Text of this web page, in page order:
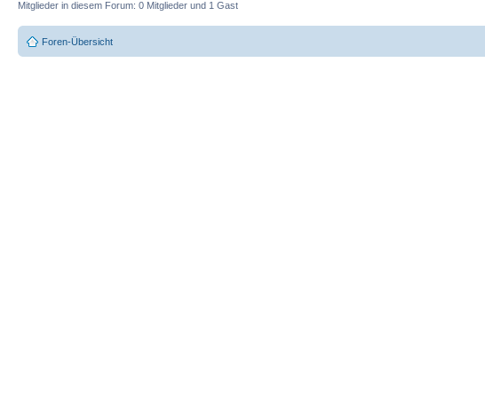
Mitglieder in diesem Forum: 0 Mitglieder und 1 Gast
Foren-Übersicht